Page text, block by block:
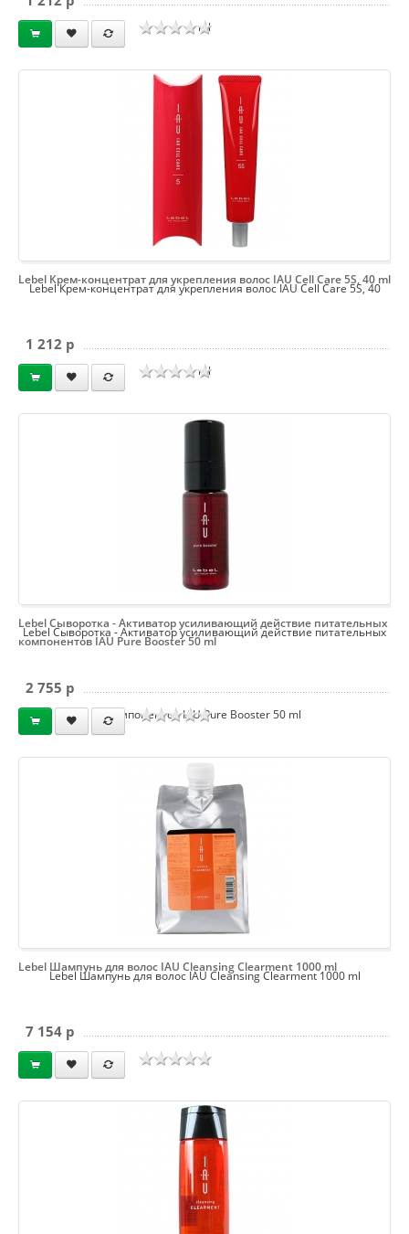
ml
Lebel Крем-концентрат для укрепления волос IAU Cell Care 5S, 40
ml
Lebel Крем-концентрат для укрепления волос IAU Cell Care 5S, 40 ml
1 212 p
Lebel Сыворотка - Активатор усиливающий действие питательных
компонентов IAU Pure Booster 50 ml
Lebel Сыворотка - Активатор усиливающий действие питательных
компонентов IAU Pure Booster 50 ml
2 755 p
Lebel Шампунь для волос IAU Cleansing Clearment 1000 ml
Lebel Шампунь для волос IAU Cleansing Clearment 1000 ml
7 154 p